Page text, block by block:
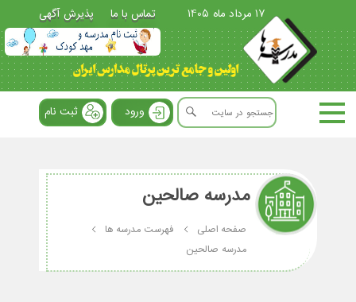
17 مرداد ماه 1405 تماس با ما پذیرش آگهی
ورود ثبت نام
مدرسه صالحین
صفحه اصلی
فهرست مدرسه ها
مدرسه صالحین